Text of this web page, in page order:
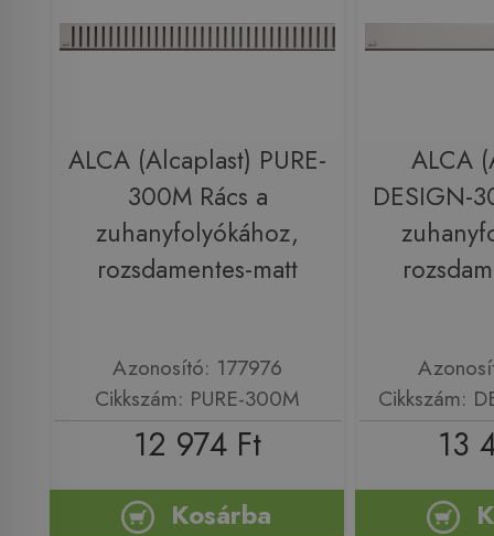
ALCA (Alcaplast) PURE-
300M Rács a
zuhanyfolyókához,
rozsdamentes-matt
Azonosító: 177976
Cikkszám: PURE-300M
12 974 Ft
Kosárba
ALCA
DESIGN-
Cikkszám:
13